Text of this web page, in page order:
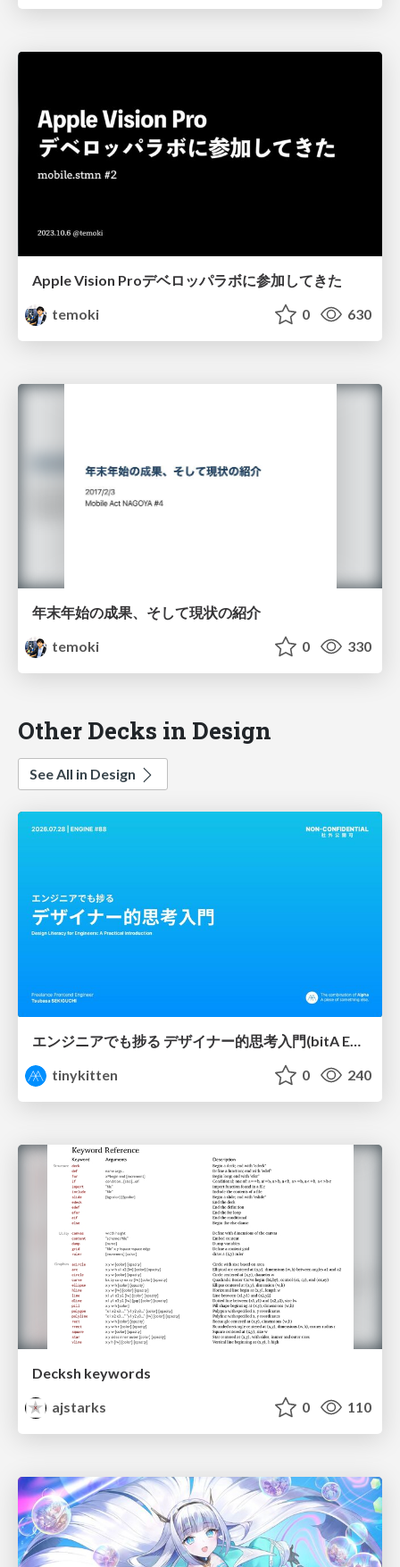
Apple Vision Proデベロッパラボに参加してきた
temoki
0 630
年末年始の成果、そして現状の紹介
temoki
0 330
Other Decks in Design
See All in Design
tinykitten
0 240
Decksh keywords
ajstarks
0 110